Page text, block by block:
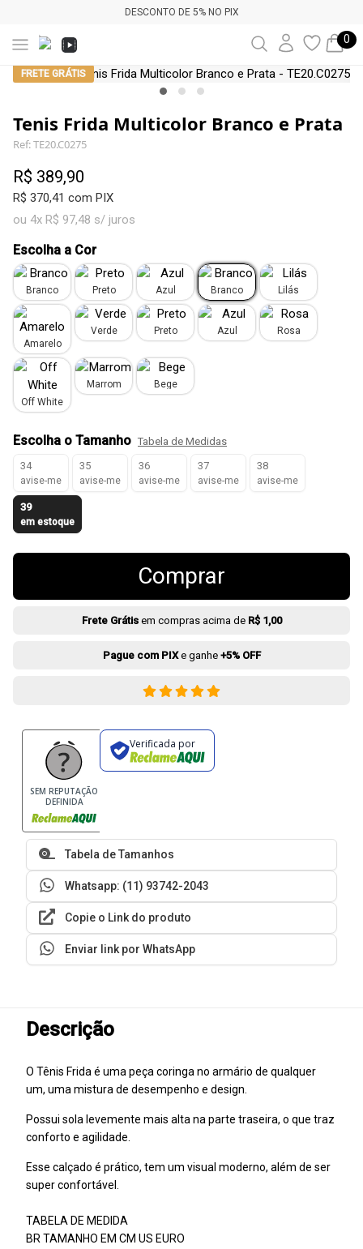
DESCONTO DE 5% NO PIX
0
FRETE GRÁTIS
Tenis Frida Multicolor Branco e Prata
Ref: TE20.C0275
R$ 389,90
R$ 370,41 com PIX
ou 4x R$ 97,48 s/ juros
Escolha a Cor
Branco Preto Azul Branco Lilás
Amarelo
Verde Preto Azul Rosa
Off White
Marrom Bege
Escolha o Tamanho Tabela de Medidas
34
avise-me
35
avise-me
36
avise-me
37
avise-me
38
avise-me
39
em estoque
Comprar
Frete Grátisem compras acima de R$ 1,00
Pague com PIXe ganhe +5% OFF
SEM REPUTAÇÃO
DEFINIDA
Verificada por
Tabela de Tamanhos
Whatsapp: (11) 93742-2043
Copie o Link do produto
Enviar link por WhatsApp
Descrição
O Tênis Frida é uma peça coringa no armário de qualquer
um, uma mistura de desempenho e design.
Possui sola levemente mais alta na parte traseira, o que traz
conforto e agilidade.
Esse calçado é prático, tem um visual moderno, além de ser
super confortável.
TABELA DE MEDIDA
BR TAMANHO EM CM US EURO